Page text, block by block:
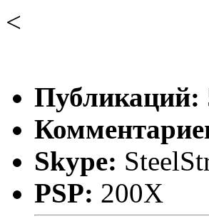
<
Публикаций:
Skype:
PSP: 200X